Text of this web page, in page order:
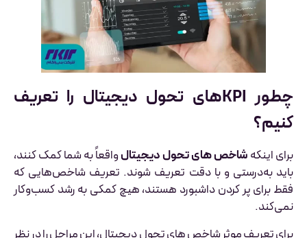
چطور KPIهای تحول دیجیتال را تعریف
کنیم؟
برای اینکهشاخص های تحول دیجیتالواقعاً به شما کمک کنند،
باید به‌درستی و با دقت تعریف شوند. تعریف شاخص‌هایی که
فقط برای پر کردن داشبورد هستند، هیچ کمکی به رشد کسب‌وکار
نمی‌کند.
برای تعریف موثر شاخص های تحول دیجیتال، این مراحل را در نظر